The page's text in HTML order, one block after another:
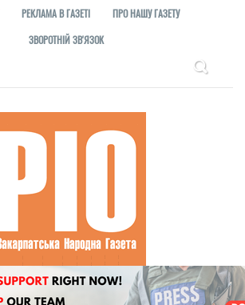
РЕКЛАМА В ГАЗЕТІ
ПРО НАШУ ГАЗЕТУ
ЗВОРОТНІЙ ЗВ'ЯЗОК